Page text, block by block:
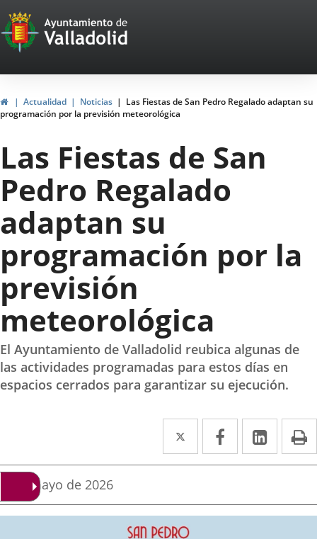
Portal
Web
del
Ayuntamiento
de
Valladolid
InicioActualidad Noticias
Las Fiestas de San Pedro Regalado adaptan su
programación por la previsión meteorológica
Las Fiestas de San
Pedro Regalado
adaptan su
programación por la
previsión
meteorológica
El Ayuntamiento de Valladolid reubica algunas de
las actividades programadas para estos días en
espacios cerrados para garantizar su ejecución.
Twitter
Enlace
a
aplicación
externa.
Facebook
Enlace
a
aplicación
Enlace
a
Fecha
la
8 de mayo de 2026